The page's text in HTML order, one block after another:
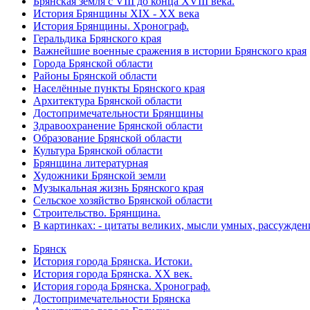
История Брянщины XIX - XX века
История Брянщины. Хронограф.
Геральдика Брянского края
Важнейшие военные сражения в истории Брянского края
Города Брянской области
Районы Брянской области
Населённые пункты Брянского края
Архитектура Брянской области
Достопримечательности Брянщины
Здравоохранение Брянской области
Образование Брянской области
Культура Брянской области
Брянщина литературная
Художники Брянской земли
Музыкальная жизнь Брянского края
Сельское хозяйство Брянской области
Строительство. Брянщина.
В картинках: - цитаты великих, мысли умных,
Брянск
История города Брянска. Истоки.
История города Брянска. XX век.
История города Брянска. Хронограф.
Достопримечательности Брянска